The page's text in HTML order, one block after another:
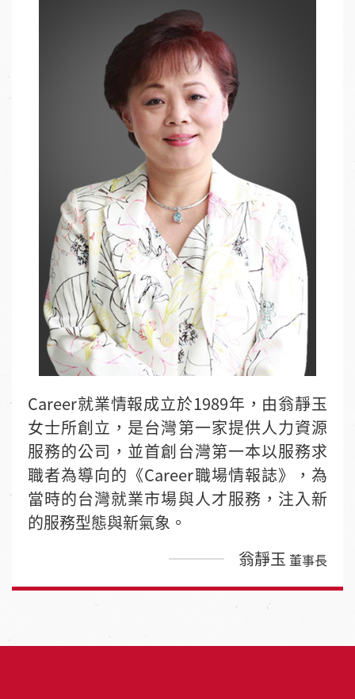
Career就業情報成立於1989年，由翁靜玉
女士所創立，是台灣第一家提供人力資源
服務的公司，並首創台灣第一本以服務求
職者為導向的《Career職場情報誌》，為
當時的台灣就業市場與人才服務，注入新
的服務型態與新氣象。
翁靜玉 董事長